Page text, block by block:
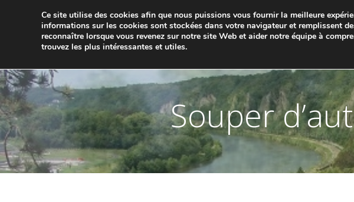
JUMELAGE DE
ACCUEIL
Souper
Ce site utilise des cookies afin que nous puissions vous fournir la meilleure
informations sur les cookies sont stockées dans votre navigateur et remplissent
reconnaître lorsque vous revenez sur notre site Web et aider notre équipe à
trouvez les plus intéressantes et utiles.